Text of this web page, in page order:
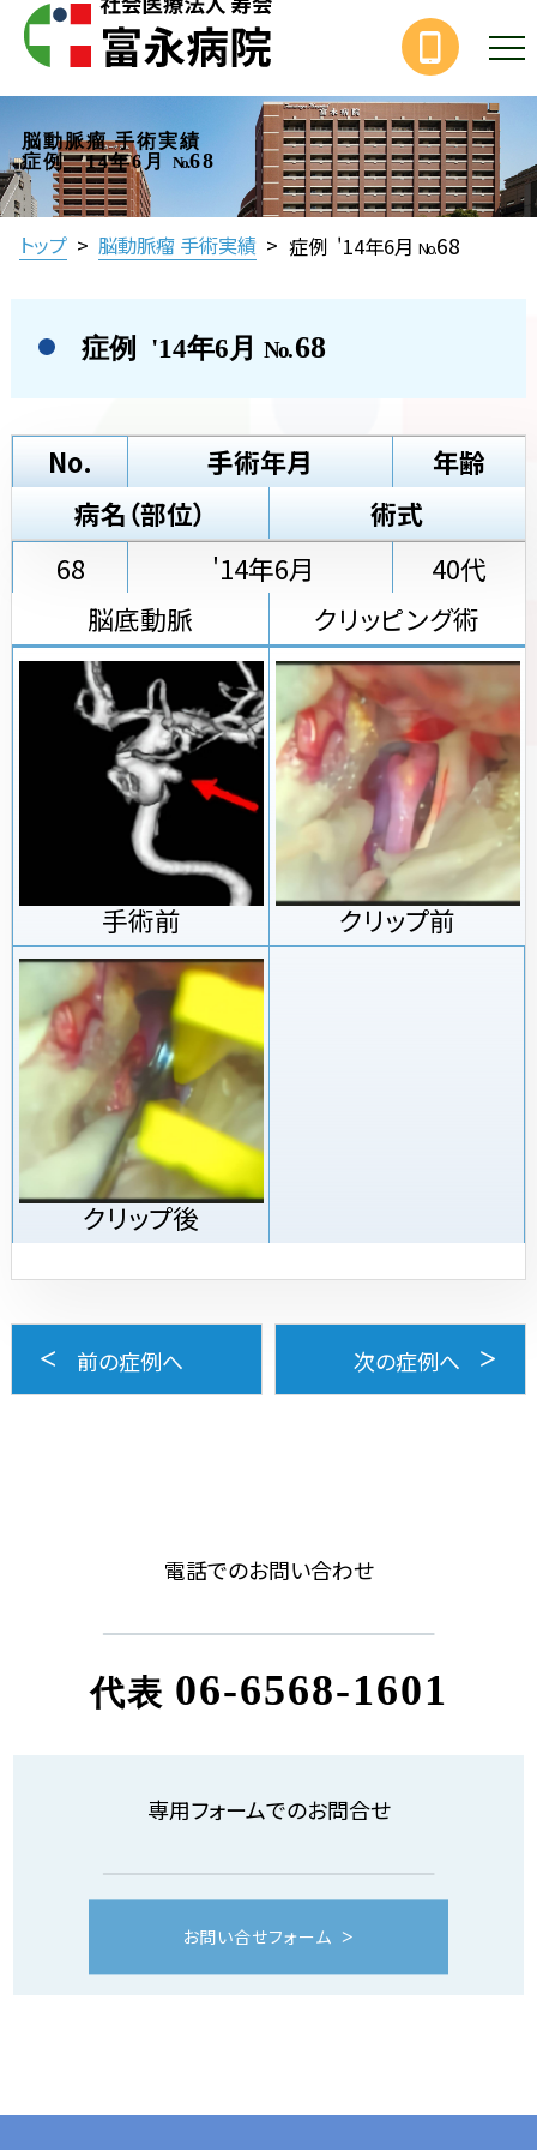
脳動脈瘤 手術実績
症例 '14年6月
No.68
トップ > 脳動脈瘤 手術実績 > 症例 '14年6月 No.68
症例 '14年6月 No.68
No. 手術年月
年齢
病名（部位）
術式
68
'14年6月
40代
脳底動脈
クリッピング術
手術前 クリップ前
クリップ後
前の症例へ 次の症例へ
電話でのお問い合わせ
代表 06-6568-1601
専用フォームでのお問合せ
お問い合せフォーム